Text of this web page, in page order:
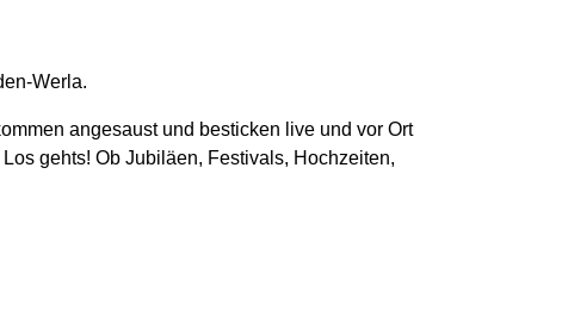
Werla.
angesaust und besticken live und vor Ort
gehts! Ob Jubiläen, Festivals, Hochzeiten,